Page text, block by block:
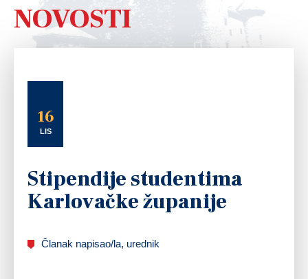
NOVOSTI
16
LIS
Stipendije studentima
Karlovačke županije
Članak napisao/la, urednik